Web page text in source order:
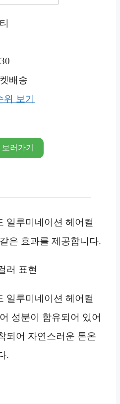
배송
보기
러가기
일루미네이션 헤어컬
은 효과를 제공합니다.
러 표현
일루미네이션 헤어컬
성분이 함유되어 있어
되어 자연스러운 톤온
.